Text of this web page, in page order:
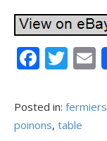
F
e
b
T
itt
er
E
ai
Posted in: fermiers
poinons, table